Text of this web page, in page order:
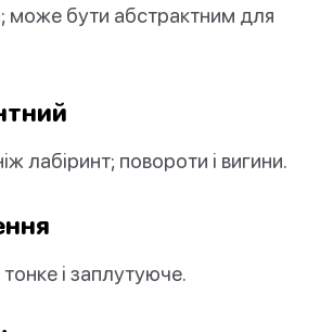
може бути абстрактним для
лабіринт; повороти і вигини.
і заплутуюче.